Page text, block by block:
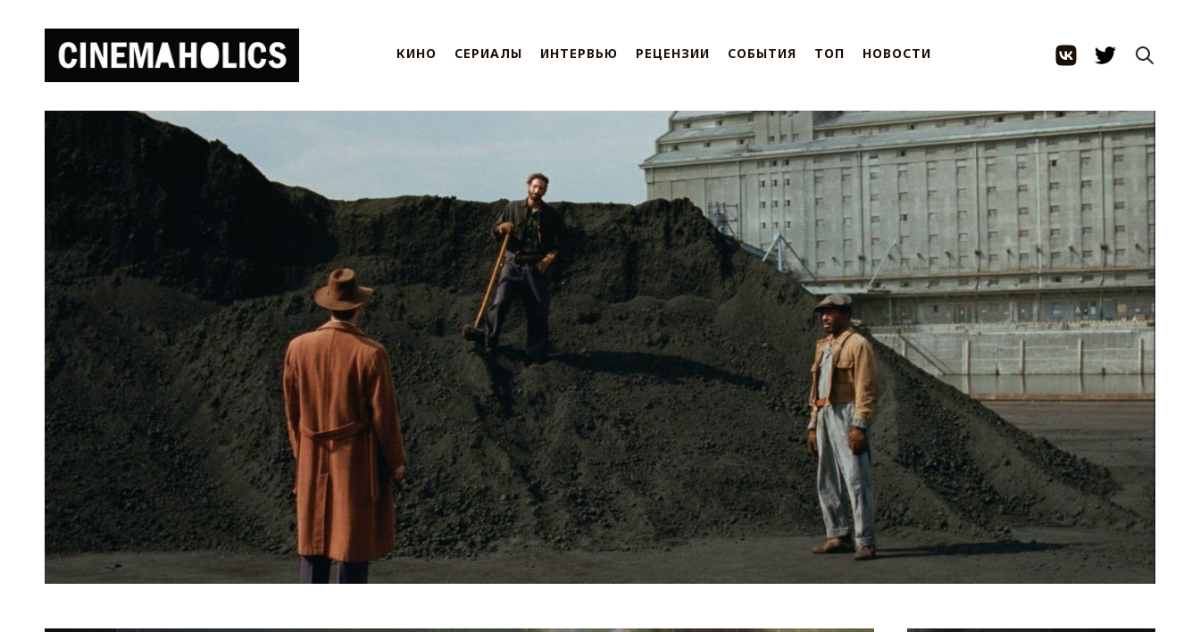
КИНО СЕРИАЛЫ ИНТЕРВЬЮ РЕЦЕНЗИИ СОБЫТИЯ ТОП НОВОСТИ
Худшие